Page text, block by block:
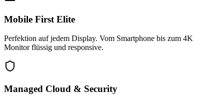
Mobile First Elite
Perfektion auf jedem Display. Vom Smartphone bis zum 4K
Monitor flüssig und responsive.
Managed Cloud & Security